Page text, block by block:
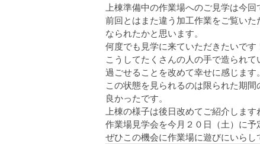
上棟準備中の作業場へのご見学は今回
前回とはまた違う加工作業をご覧い
なられたかと思います。
何度でも見学に来ていただきたいです
こうしてたくさんの人の手で造られ
過ごせることを改めて幸せに感じます。
この状態を見られるのは限られた期
良かったです。
上棟の様子は後日改めてご紹介します
作業場見学会を今月２０日（土）に予
ぜひこの機会に作業場に遊びにいらし